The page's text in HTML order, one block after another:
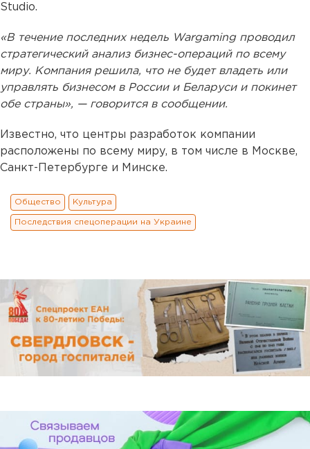
Studio.
«В течение последних недель Wargaming проводил
стратегический анализ бизнес-операций по всему
миру. Компания решила, что не будет владеть или
управлять бизнесом в России и Беларуси и покинет
обе страны», — говорится в сообщении.
Известно, что центры разработок компании
расположены по всему миру, в том числе в Москве,
Санкт-Петербурге и Минске.
Общество Культура
Последствия спецоперации на Украине